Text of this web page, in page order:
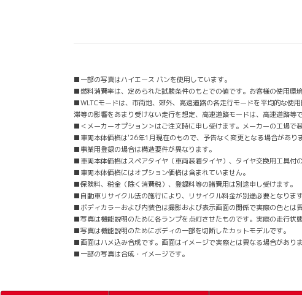
■一部の写真はハイエース バンを使用しています。
■燃料消費率は、定められた試験条件のもとでの値です。お客様の使用環
■WLTCモードは、市街地、郊外、高速道路の各走行モードを平均的な使
滞等の影響をあまり受けない走行を想定、高速道路モードは、高速道路等
■＜メーカーオプション＞はご注文時に申し受けます。メーカーの工場で
■車両本体価格は'26年1月現在のもので、予告なく変更となる場合があり
■事業用登録の場合は構造要件が異なります。
■車両本体価格はスペアタイヤ（車両装着タイヤ）、タイヤ交換用工具付の
■車両本体価格にはオプション価格は含まれていません。
■保険料、税金（除く消費税）、登録料等の諸費用は別途申し受けます。
■自動車リサイクル法の施行により、リサイクル料金が別途必要となります
■ボディカラーおよび内装色は撮影および表示画面の関係で実際の色とは
■写真は機能説明のために各ランプを点灯させたものです。実際の走行状
■写真は機能説明のためにボディの一部を切断したカットモデルです。
■画面はハメ込み合成です。画面はイメージで実際とは異なる場合がありま
■一部の写真は合成・イメージです。